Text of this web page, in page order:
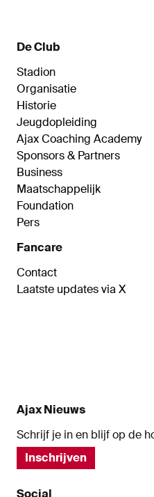
De Club
Stadion
Organisatie
Historie
Jeugdopleiding
Ajax Coaching Academy
Sponsors & Partners
Business
Maatschappelijk
Foundation
Pers
Fancare
Contact
Laatste updates via X
Ajax Nieuws
Schrijf je in en blijf op de
Inschrijven
Social